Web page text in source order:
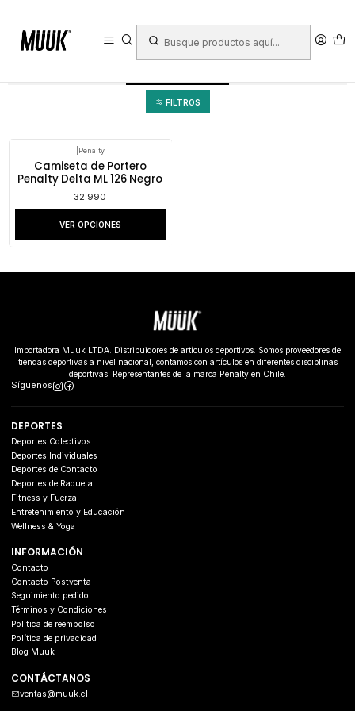
Poleras
FILTROS
Penalty
Camiseta de Portero
Penalty Delta ML 126 Negro
32.990
VER OPCIONES
Importadora Muuk LTDA. Distribuidores de artículos deportivos. Somos proveedores de
tiendas deportivas a nivel nacional, contamos con artículos en diferentes disciplinas
deportivas. Representantes de la marca Penalty en Chile.
Síguenos
DEPORTES
Deportes Colectivos
Deportes Individuales
Deportes de Contacto
Deportes de Raqueta
Fitness y Fuerza
Entretenimiento y Educación
Wellness & Yoga
INFORMACIÓN
Contacto
Contacto Postventa
Seguimiento pedido
Términos y Condiciones
Politica de reembolso
Política de privacidad
Blog Muuk
CONTÁCTANOS
ventas@muuk.cl